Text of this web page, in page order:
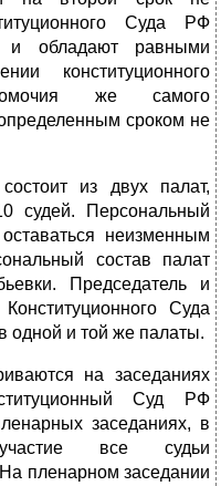
Суда РФ
и обладают равными
конституционного
же самого
сроком не
из двух палат,
судей. Персональный
неизменным
состав палат
Председатель и
Суда
одной и той же палаты.
на заседаниях
Суд РФ
заседаниях, в
все судьи
пле­нарном заседании